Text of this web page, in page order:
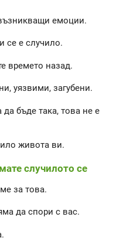
емоции.
се е случило.
времето назад.
уязвими, загубени.
бъде така, това не е
живота ви.
случилото се
за това.
да спори с вас.